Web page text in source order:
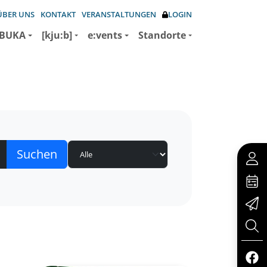
UNS KONTAKT VERANSTALTUNGEN LOGIN
[kju:b] e:vents Standorte